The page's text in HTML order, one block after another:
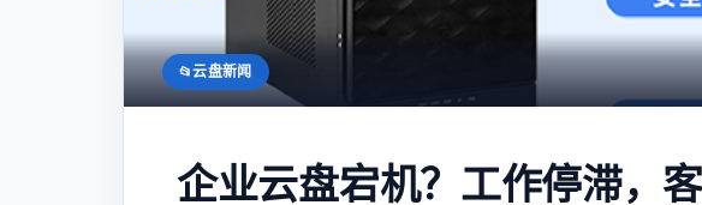
云盘新闻
企业云盘宕机？工作停滞，客